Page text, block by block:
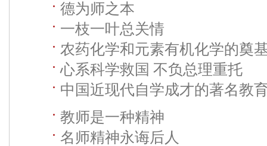
德为师之本
一枝一叶总关情
农药化学和元素有机化学的奠
心系科学救国 不负总理重托
中国近现代自学成才的著名教
教师是一种精神
名师精神永诲后人